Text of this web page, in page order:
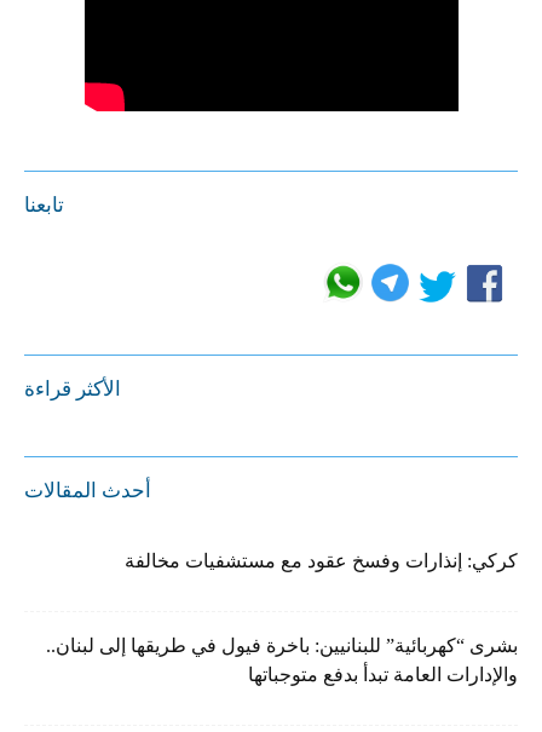
تابعنا
الأكثر قراءة
أحدث المقالات
كركي: إنذارات وفسخ عقود مع مستشفيات مخالفة
بشرى “كهربائية” للبنانيين: باخرة فيول في طريقها إلى لبنان..
والإدارات العامة تبدأ بدفع متوجباتها